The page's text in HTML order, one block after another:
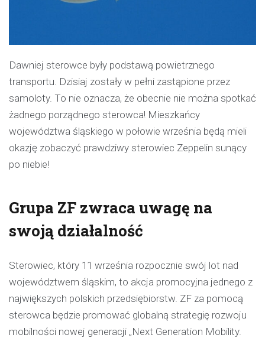
Dawniej sterowce były podstawą powietrznego
transportu. Dzisiaj zostały w pełni zastąpione przez
samoloty. To nie oznacza, że obecnie nie można spotkać
żadnego porządnego sterowca! Mieszkańcy
województwa śląskiego w połowie września będą mieli
okazję zobaczyć prawdziwy sterowiec Zeppelin sunący
po niebie!
Grupa ZF zwraca uwagę na
swoją działalność
Sterowiec, który 11 września rozpocznie swój lot nad
województwem śląskim, to akcja promocyjna jednego z
największych polskich przedsiębiorstw. ZF za pomocą
sterowca będzie promować globalną strategię rozwoju
mobilności nowej generacji „Next Generation Mobility.